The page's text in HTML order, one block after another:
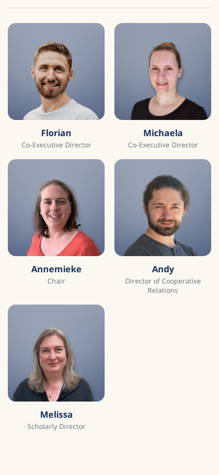
Florian
Co-Executive Director
Michaela
Co-Executive Director
Annemieke
Chair
Andy
Director of Cooperative
Relations
Melissa
Scholarly Director